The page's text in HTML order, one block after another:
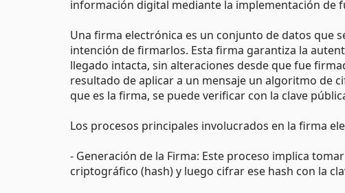
información digital mediante la implementación de
Una firma electrónica es un conjunto de datos que
intención de firmarlos. Esta firma garantiza la
llegado intacta, sin alteraciones desde que fue
resultado de aplicar a un mensaje un algoritmo de
que es la firma, se puede verificar con la clave
Los procesos principales involucrados en la firma
- Generación de la Firma: Este proceso implica
criptográfico (hash) y luego cifrar ese hash con la